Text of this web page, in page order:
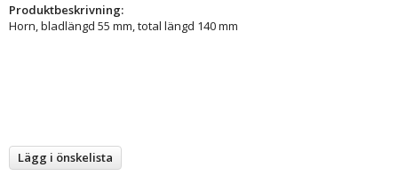
Produktbeskrivning:
Horn, bladlängd 55 mm, total längd 140 mm
Lägg i önskelista